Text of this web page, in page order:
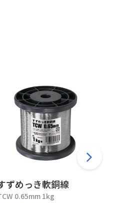
ずめっき軟銅線
0.65mm 1kg